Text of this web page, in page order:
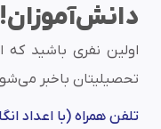
دانش‌آموزان!
اولین نفری باشید که
تحصیلیتان باخبر
تلفن همراه (با اعداد